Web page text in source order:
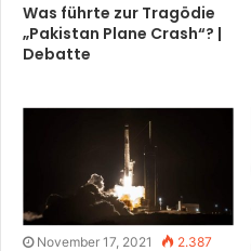
Was führte zur Tragödie
„Pakistan Plane Crash“? |
Debatte
November 17, 2021 2.387